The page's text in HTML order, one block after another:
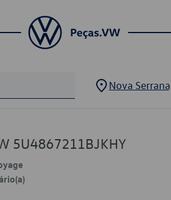
Nova Serrana
5U4867211BJKHY